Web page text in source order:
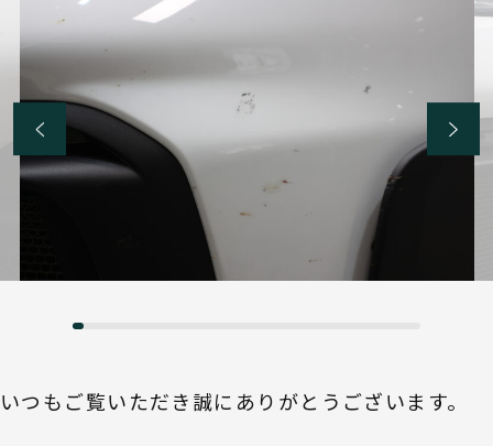
いつもご覧いただき誠にありがとうございます。